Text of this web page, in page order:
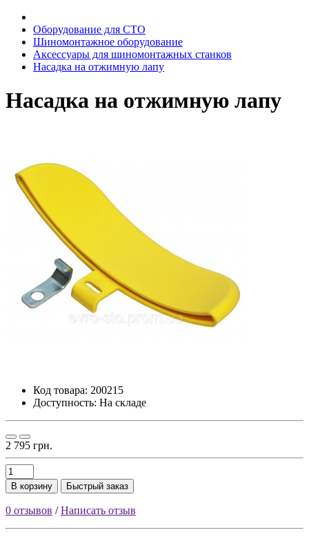
Oбopудoвaниe для CTO
Шиномонтажное оборудование
Аксессуары для шиномонтажных станков
Насадка на отжимную лапу
Насадка на отжимную лапу
Код товара: 200215
Доступность: На складе
2 795 грн.
В корзину Быстрый заказ
0 отзывов /Написать отзыв